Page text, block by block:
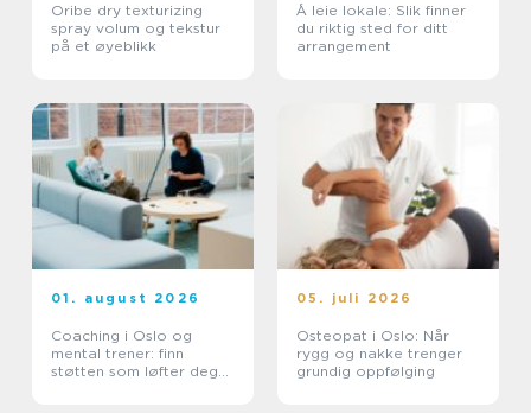
Oribe dry texturizing
spray volum og tekstur
på et øyeblikk
Å leie lokale: Slik finner
du riktig sted for ditt
arrangement
01. august 2026
Coaching i Oslo og
mental trener: finn
støtten som løfter deg
05. juli 2026
Osteopat i Oslo: Når
rygg og nakke trenger
grundig oppfølging